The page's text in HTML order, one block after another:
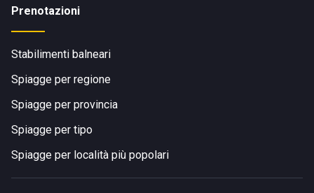
Prenotazioni
Stabilimenti balneari
Spiagge per regione
Spiagge per provincia
Spiagge per tipo
Spiagge per località più popolari